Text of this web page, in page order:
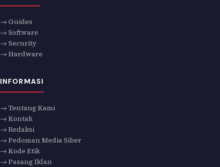
→ Guides
→ Software
→ Security
→ Hardware
INFORMASI
→ Tentang Kami
→ Kontak
→ Redaksi
→ Pedoman Media Siber
→ Kode Etik
→ Pasang Iklan